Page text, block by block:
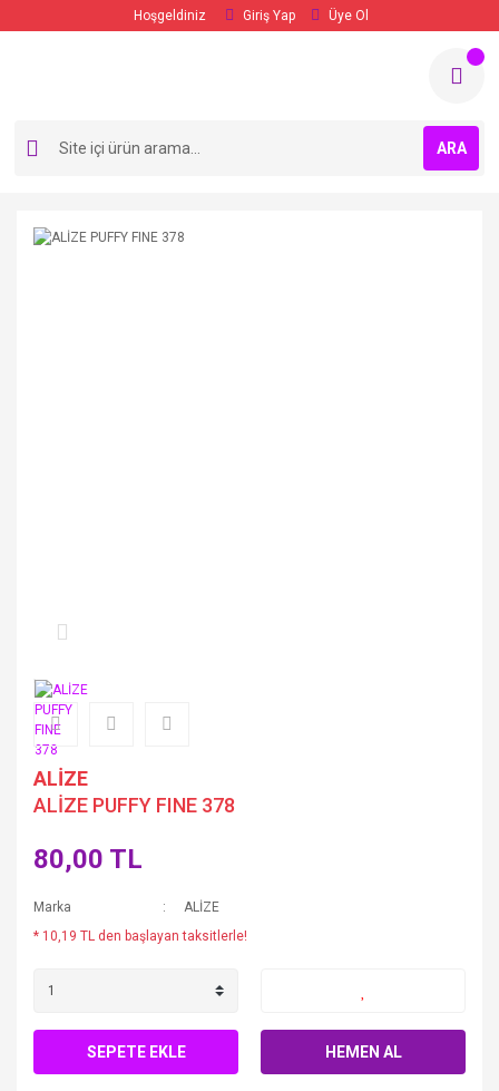
Hoşgeldiniz Giriş Yap Üye Ol
ARA
ALİZE
ALİZE PUFFY FINE 378
80,00 TL
Marka
ALİZE
* 10,19 TL den başlayan taksitlerle!
SEPETE EKLE HEMEN AL